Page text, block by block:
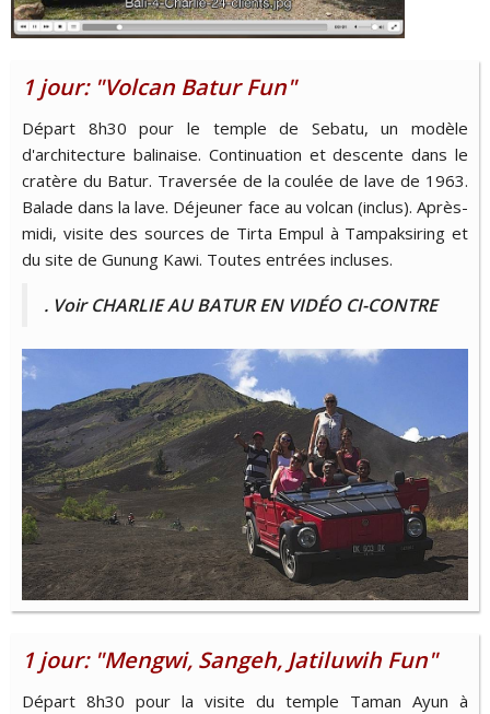
1 jour: "Volcan Batur Fun"
Départ 8h30 pour le temple de Sebatu, un modèle
d'architecture balinaise. Continuation et descente dans le
cratère du Batur. Traversée de la coulée de lave de 1963.
Balade dans la lave. Déjeuner face au volcan (inclus). Après-
midi, visite des sources de Tirta Empul à Tampaksiring et
du site de Gunung Kawi. Toutes entrées incluses.
. Voir CHARLIE AU BATUR EN VIDÉO CI-CONTRE
1 jour: "Mengwi, Sangeh, Jatiluwih Fun"
Départ 8h30 pour la visite du temple Taman Ayun à